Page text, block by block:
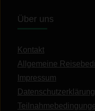
Über uns
Kontakt
Allgemeine
Impressum
Datenschutzerklärung